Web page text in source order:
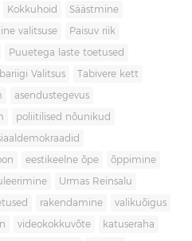
Kokkuhoid Säästmine
valitsuse Paisuv riik
Puuetega laste toetused
Valitsus Tabivere kett
asendustegevus
poliitilised nõunikud
eestikeelne õpe õppimine
Urmas Reinsalu
rakendamine valikuõigus
videokokkuvõte katuseraha